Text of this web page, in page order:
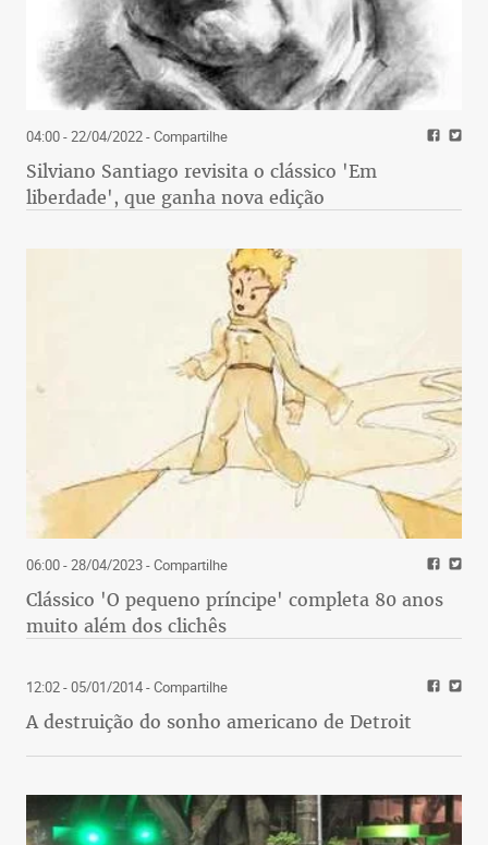
04:00 - 22/04/2022- Compartilhe
Silviano Santiago revisita o clássico 'Em
liberdade', que ganha nova edição
06:00 - 28/04/2023- Compartilhe
Clássico 'O pequeno príncipe' completa 80 anos
muito além dos clichês
12:02 - 05/01/2014- Compartilhe
A destruição do sonho americano de Detroit